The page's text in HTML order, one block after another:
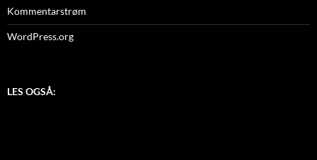
Kommentarstrøm
WordPress.org
LES OGSÅ: